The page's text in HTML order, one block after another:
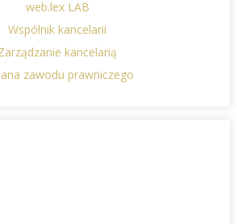
web.lex LAB
Wspólnik kancelarii
kancelarią
zawodu prawniczego